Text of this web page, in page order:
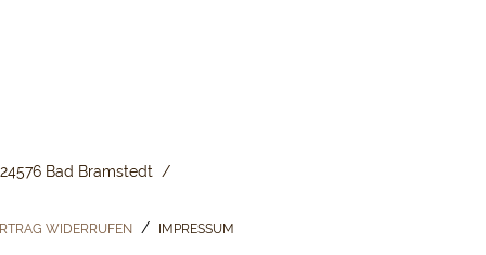
24576 Bad Bramstedt
WIDERRUFEN IMPRESSUM